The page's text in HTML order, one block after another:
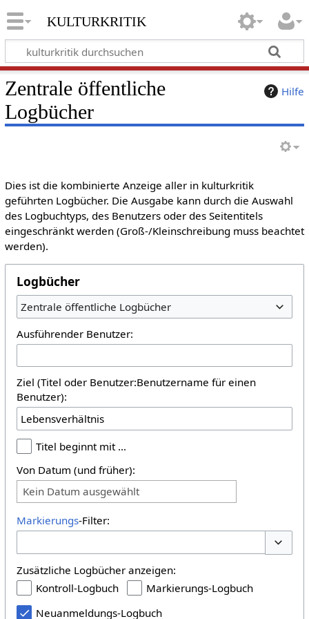
kulturkritik
Hilfe
Zentrale öffentliche
Logbücher
Dies ist die kombinierte Anzeige aller in kulturkritik
geführten Logbücher. Die Ausgabe kann durch die Auswahl
des Logbuchtyps, des Benutzers oder des Seitentitels
eingeschränkt werden (Groß-/Kleinschreibung muss beachtet
werden).
Logbücher
Zentrale öffentliche Logbücher
Ausführender Benutzer:
Ziel (Titel oder Benutzer:Benutzername für einen
Benutzer):
Titel beginnt mit …
Von Datum (und früher):
Kein Datum ausgewählt
Markierungs-Filter:
Zusätzliche Logbücher anzeigen:
Kontroll-Logbuch
Markierungs-Logbuch
Neuanmeldungs-Logbuch